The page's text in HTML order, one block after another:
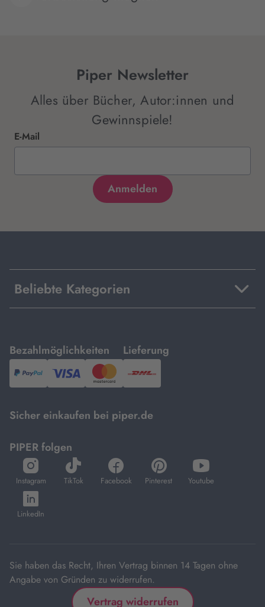
Piper Newsletter
Alles über Bücher, Autor:innen und
Gewinnspiele!
E-Mail
Beliebte Kategorien
Bezahlmöglichkeiten
mit
PayPal,Visa
und
Lieferung
mit
DHL.
Sicher einkaufen bei piper.de
PIPER folgen
Instagram
öffnet
in
neuem
Tab
TikTok
öffnet
in
Facebook
öffnet
in
Pinterest
öffnet
in
Youtube
öffnet
in
LinkedIn
öffnet
in
Sie haben das Recht, Ihren Vertrag binnen 14 Tagen ohne
Angabe von Gründen zu widerrufen.
Vertrag widerrufen